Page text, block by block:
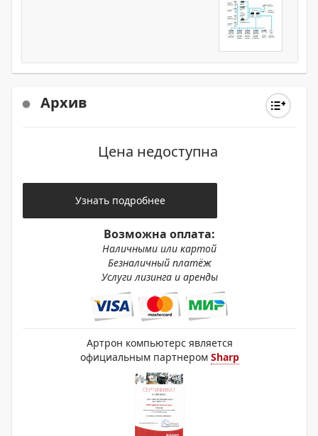
Архив
Цена недоступна
Узнать подробнее
Возможна оплата:
Наличными или картой
Безналичный платёж
Услуги лизинга и аренды
Артрон компьютерс является
официальным партнером Sharp